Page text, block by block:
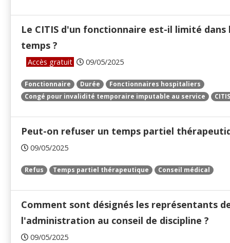
Le CITIS d'un fonctionnaire est-il limité dans
temps ?
Accès gratuit 09/05/2025
Fonctionnaire Durée
Fonctionnaires hospitaliers
Congé pour invalidité temporaire imputable au service
CITIS
Peut-on refuser un temps partiel
09/05/2025
Refus Temps partiel thérapeutique Conseil médical
Comment sont désignés les représentants
l'administration au conseil de discipline ?
09/05/2025